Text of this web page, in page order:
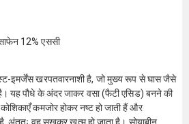
12% एससी
इमर्जेंस खरपतवारनाशी है, जो मुख्य रूप से घास जैसे
यह पौधे के अंदर जाकर वसा (फैटी एसिड) बनने की
कमजोर होकर नष्ट हो जाती हैं और